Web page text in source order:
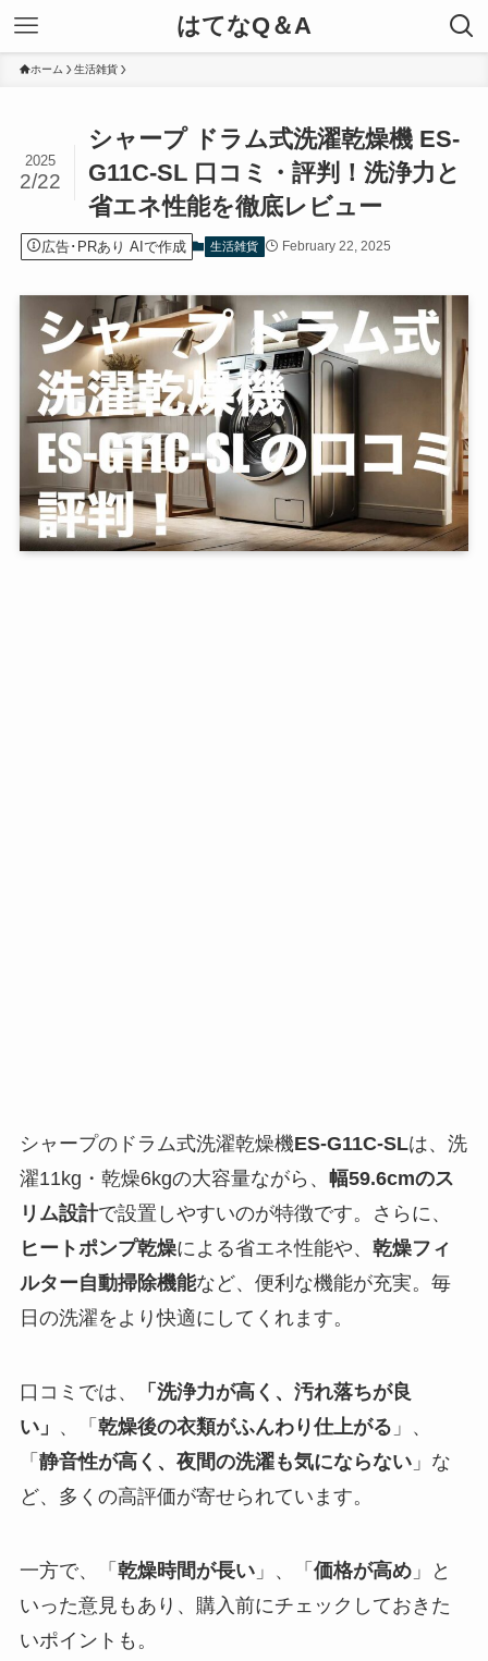
はてなQ＆A
ホーム 生活雑貨
シャープ ドラム式洗濯乾燥機 ES-
G11C-SL 口コミ・評判！洗浄力と
省エネ性能を徹底レビュー
2025
2/22
広告･PRあり AIで作成 生活雑貨 February 22, 2025
シャープのドラム式洗濯乾燥機ES-G11C-SLは、洗
濯11kg・乾燥6kgの大容量ながら、 幅59.6cmのス
リム設計で設置しやすいのが特徴です。さらに、
ヒートポンプ乾燥による省エネ性能や、 乾燥フィ
ルター自動掃除機能など、便利な機能が充実。毎
日の洗濯をより快適にしてくれます。
口コミでは、
「洗浄力が高く、汚れ落ちが良
い」 、「 乾燥後の衣類がふんわり仕上がる 」、
「 静音性が高く、夜間の洗濯も気にならない」な
ど、多くの高評価が寄せられています。
一方で、「 乾燥時間が長い」、「 価格が高め」と
いった意見もあり、購入前にチェックしておきた
いポイントも。